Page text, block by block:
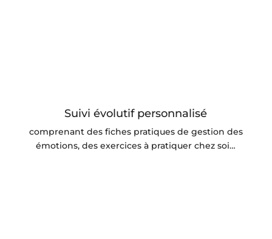
Suivi évolutif personnalisé
comprenant des fiches pratiques de gestion des
émotions, des exercices à pratiquer chez soi…